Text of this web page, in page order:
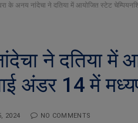
के अनय नांदेचा ने दतिया में आयोजित स्टेट
ने दतिया में
अंडर 14 में
2024 NO COMMENTS